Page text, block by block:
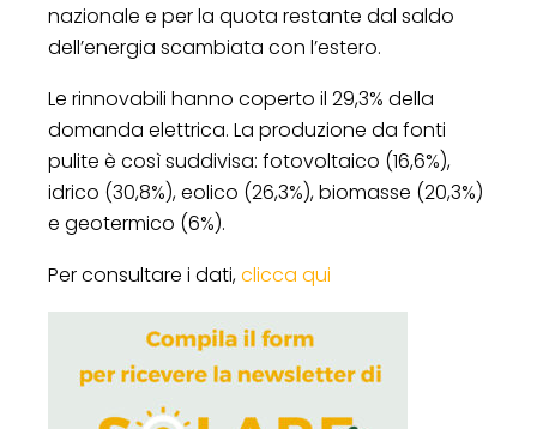
nazionale e per la quota restante dal saldo
dell’energia scambiata con l’estero.
Le rinnovabili hanno coperto il 29,3% della
domanda elettrica. La produzione da fonti
pulite è così suddivisa: fotovoltaico (16,6%),
idrico (30,8%), eolico (26,3%), biomasse (20,3%)
e geotermico (6%).
Per consultare i dati,clicca qui